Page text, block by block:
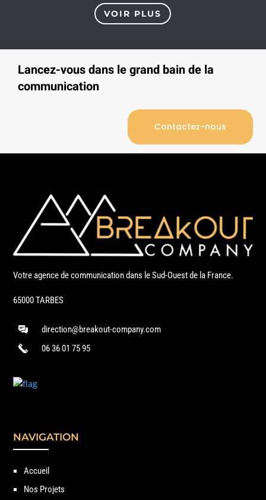
VOIR PLUS
Lancez-vous dans le grand bain de la
communication
Contactez-nous
Votre agence de communication dans le Sud-Ouest de la France.
65000 TARBES
direction@breakout-company.com
06 36 01 75 95
NAVIGATION
Accueil
Nos Projets